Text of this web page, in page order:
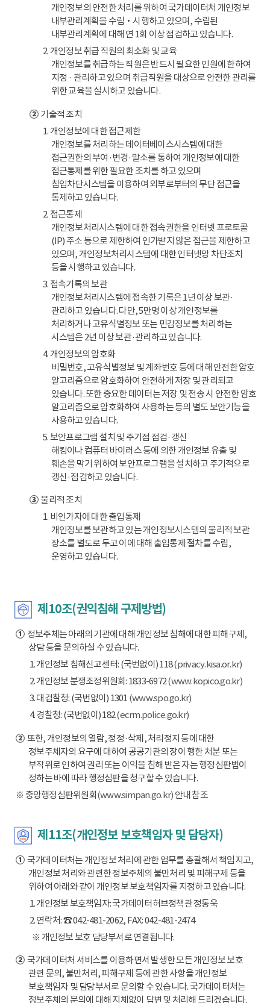
개인정보의 안전한 처리를 위하여 국가데이터처 개인정보
내부관리계획을 수립‧시행하고 있으며, 수립된
내부관리계획에 대해 연 1회 이상 점검하고 있습니다.
2. 개인정보 취급 직원의 최소화 및 교육
개인정보를 취급하는 직원은 반드시 필요한 인원에 한하여
지정 · 관리하고 있으며 취급직원을 대상으로 안전한 관리를
위한 교육을 실시하고 있습니다.
②기술적 조치
1. 개인정보에 대한 접근제한
개인정보를 처리하는 데이터베이스시스템에 대한
접근권한의 부여·변경·말소를 통하여 개인정보에 대한
접근통제를 위한 필요한 조치를 하고 있으며
침입차단시스템을 이용하여 외부로부터의 무단 접근을
통제하고 있습니다.
2. 접근통제
개인정보처리시스템에 대한 접속권한을 인터넷 프로토콜
(IP) 주소 등으로 제한하여 인가받지 않은 접근을 제한하고
있으며, 개인정보처리시스템에 대한 인터넷망 차단조치
등을 시행하고 있습니다.
3. 접속기록의 보관
개인정보처리시스템에 접속한 기록은 1년 이상 보관·
관리하고 있습니다. 다만, 5만명 이상 개인정보를
처리하거나 고유식별정보 또는 민감정보를 처리하는
시스템은 2년 이상 보관·관리하고 있습니다.
4. 개인정보의 암호화
비밀번호, 고유식별정보 및 계좌번호 등에 대해 안전한 암호
알고리즘으로 암호화하여 안전하게 저장 및 관리되고
있습니다. 또한 중요한 데이터는 저장 및 전송 시 안전한 암호
알고리즘으로 암호화하여 사용하는 등의 별도 보안기능을
사용하고 있습니다.
5. 보안프로그램 설치 및 주기점 점검·갱신
해킹이나 컴퓨터 바이러스 등에 의한 개인정보 유출 및
훼손을 막기 위하여 보안프로그램을 설치하고 주기적으로
갱신·점검하고 있습니다.
③물리적 조치
1. 비인가자에 대한 출입통제
개인정보를 보관하고 있는 개인정보시스템의 물리적 보관
장소를 별도로 두고 이에 대해 출입통제 절차를 수립,
운영하고 있습니다.
제10조(권익침해 구제방법)
①정보주체는 아래의 기관에 대해 개인정보 침해에 대한 피해구제,
상담 등을 문의하실 수 있습니다.
1. 개인정보 침해신고센터: (국번없이) 118(privacy.kisa.or.kr)
2. 개인정보 분쟁조정위원회: 1833-6972(www.kopico.go.kr)
3. 대검찰청: (국번없이) 1301 (www.spo.go.kr)
4. 경찰청: (국번없이) 182(ecrm.police.go.kr)
②또한, 개인정보의 열람, 정정·삭제, 처리정지 등에 대한
정보주체자의 요구에 대하여 공공기관의 장이 행한 처분 또는
부작위로 인하여 권리 또는 이익을 침해 받은 자는 행정심판법이
정하는 바에 따라 행정심판을 청구할 수 있습니다.
※ 중앙행정심판위원회(www.simpan.go.kr) 안내 참조
제11조(개인정보 보호책임자 및 담당자)
①국가데이터처는 개인정보 처리에 관한 업무를 총괄해서 책임지고,
개인정보 처리와 관련한 정보주체의 불만처리 및 피해구제 등을
위하여 아래와 같이 개인정보 보호책임자를 지정하고 있습니다.
1. 개인정보 보호책임자: 국가데이터허브정책관 정동욱
2. 연락처: ☎ 042-481-2062, FAX: 042-481-2474
※ 개인정보 보호 담당부서로 연결됩니다.
②국가데이터처 서비스를 이용하면서 발생한 모든 개인정보 보호
관련 문의, 불만처리, 피해구제 등에 관한 사항을 개인정보
보호책임자 및 담당부서로 문의할 수 있습니다. 국가데이터처는
정보주체의 문의에 대해 지체없이 답변 및 처리해 드리겠습니다.